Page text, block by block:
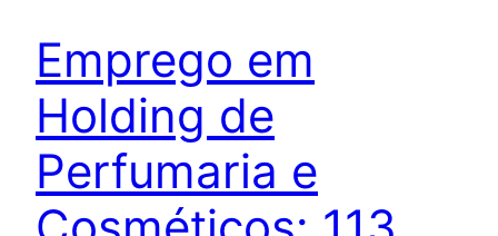
Emprego em
Holding de
Perfumaria e